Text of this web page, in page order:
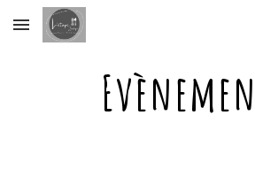
Skip to main content